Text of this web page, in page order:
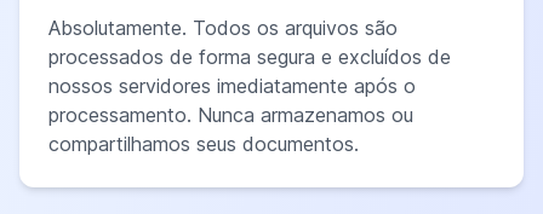
Absolutamente. Todos os arquivos são
processados de forma segura e excluídos de
nossos servidores imediatamente após o
processamento. Nunca armazenamos ou
compartilhamos seus documentos.